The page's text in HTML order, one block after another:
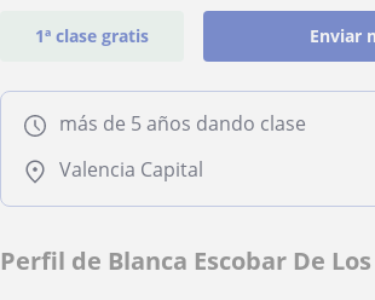
1ª clase gratis Enviar
más de 5 años dando clase
Valencia Capital
Perfil de Blanca Escobar De